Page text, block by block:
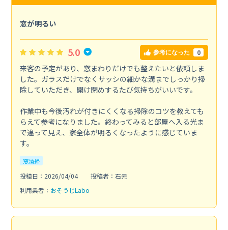
窓が明るい
5.0 参考になった 0
来客の予定があり、窓まわりだけでも整えたいと依頼しま
した。ガラスだけでなくサッシの細かな溝までしっかり掃
除していただき、開け閉めするたび気持ちがいいです。
作業中も今後汚れが付きにくくなる掃除のコツを教えても
らえて参考になりました。終わってみると部屋へ入る光ま
で違って見え、家全体が明るくなったように感じていま
す。
窓清掃
投稿日：2026/04/04
投稿者：石元
利用業者： おそうじLabo